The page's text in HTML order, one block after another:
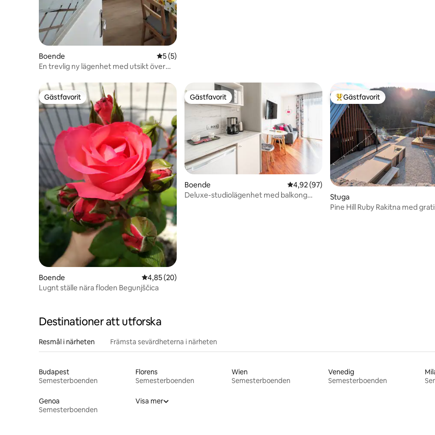
Boende 5 av 5 i genomsnittligt betyg, 5 omdömen
5 (5)
En trevlig ny lägenhet med utsikt över
Gästfavorit
Gästfavorit
Boende 4,85 av 5 i genomsnittligt betyg, 20 omdömen
4,85 (20)
Lugnt ställe nära floden Begunjščica
Gästfavorit
Gästfavorit
Boende 4,92 av 5 i genomsnittligt betyg, 97
4,92 (97)
Deluxe-studiolägenhet med balkong
Populär gästfavorit
Gästfavorit
Stuga
Pine Hill Ruby Rakitna med
Destinationer att utforska
Resmål i närheten Främsta sevärdheterna i närheten
Budapest
Semesterboenden
Florens
Semesterboenden
Wien
Semesterboenden
Venedig
Semesterboenden
Genoa
Semesterboenden
Visa mer